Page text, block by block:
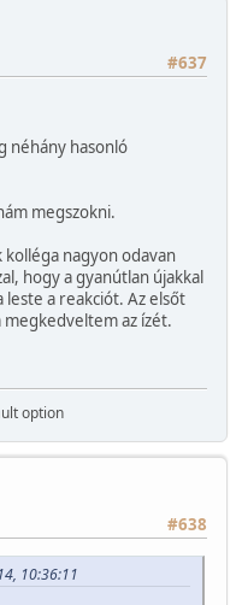
#637
néhány hasonló
megszokni.
kolléga nagyon odavan
hogy a gyanútlan újakkal
a reakciót. Az elsőt
az ízét.
option
#638
10:36:11